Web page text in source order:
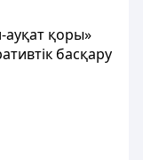
қоры»
басқару